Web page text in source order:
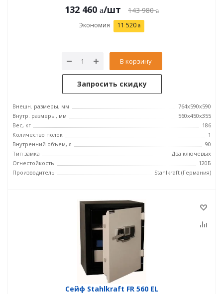
132 460 /шт 143 980
Экономия 11 520
В корзину
Запросить скидку
Внешн. размеры, мм
764x590x590
Внутр. размеры, мм
560x450x355
Вес, кг
186
Количество полок
1
Внутренний объем, л
90
Тип замка
Два ключевых
Огнестойкость
120Б
Производитель
Stahlkraft (Германия)
Сейф Stahlkraft FR 560 EL